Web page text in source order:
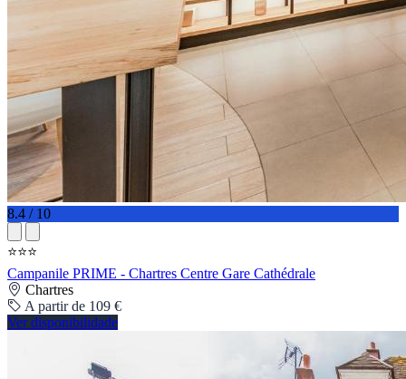
8.4 / 10
⭐⭐⭐
Campanile PRIME - Chartres Centre Gare Cathédrale
Chartres
A partir de 109 €
Ver disponibilidade